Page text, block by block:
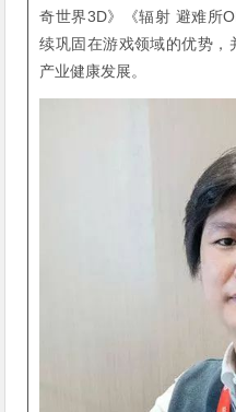
奇世界3D》《辐射 避难所
续巩固在游戏领域的优势，
产业健康发展。